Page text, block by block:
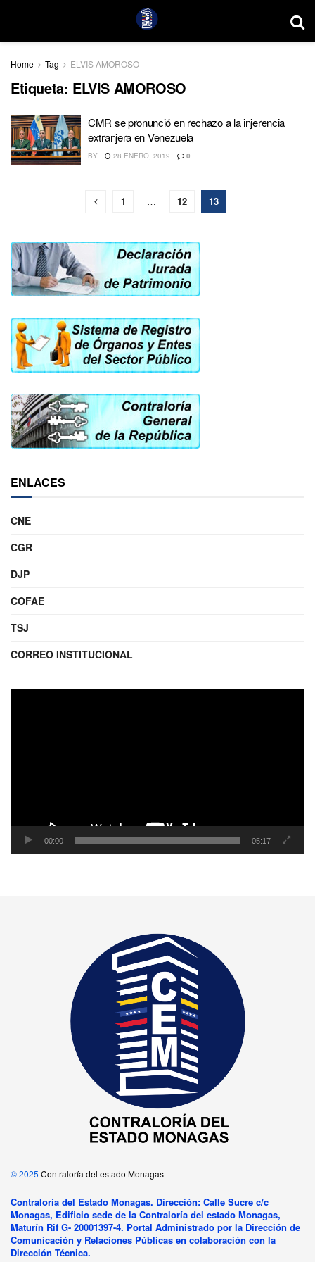
Home Tag ELVIS AMOROSO
Etiqueta: ELVIS AMOROSO
CMR se pronunció en rechazo a la injerencia
extranjera en Venezuela
BY 28 ENERO, 2019 0
1 … 12 13
ENLACES
CNE
CGR
DJP
COFAE
TSJ
CORREO INSTITUCIONAL
00:00 05:17
© 2025 Contraloría del estado Monagas
Contraloría del Estado Monagas. Dirección: Calle Sucre c/c
Monagas, Edificio sede de la Contraloría del estado Monagas,
Maturín Rif G- 20001397-4. Portal Administrado por la Dirección de
Comunicación y Relaciones Públicas en colaboración con la
Dirección Técnica.